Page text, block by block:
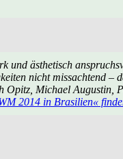
ästhetisch
nicht missachtend
Michael
2014 in Brasilien«